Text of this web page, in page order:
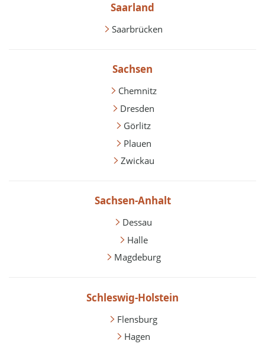
Saarland
Saarbrücken
Sachsen
Chemnitz
Dresden
Görlitz
Plauen
Zwickau
Sachsen-Anhalt
Dessau
Halle
Magdeburg
Schleswig-Holstein
Flensburg
Hagen